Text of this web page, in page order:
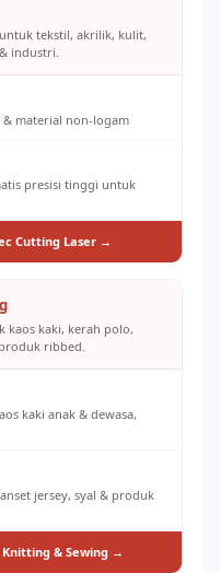
tekstil, akrilik, kulit,
industri.
material non-logam
presisi tinggi untuk
Cutting Laser →
kaos kaki, kerah polo,
ribbed.
kaki anak & dewasa,
jersey, syal & produk
& Sewing →